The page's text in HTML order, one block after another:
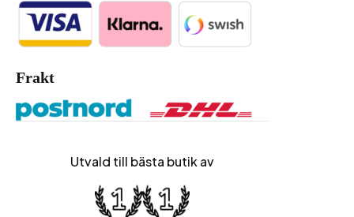
Frakt
Utvald till bästa butik av